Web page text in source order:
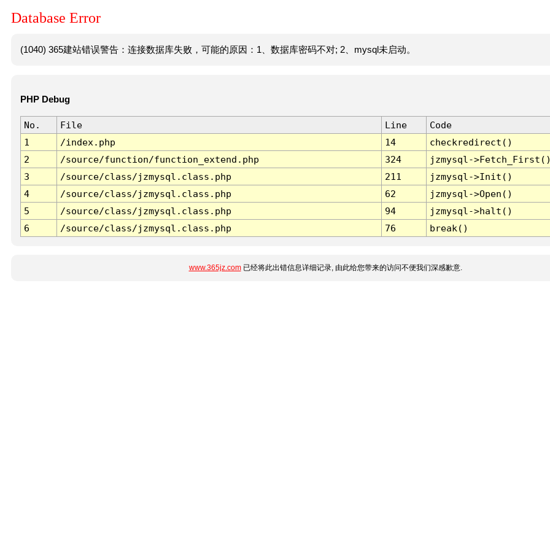
Database Error
(1040) 365建站错误警告：连接数据库失败，可能的原因：1、数据库密码不对; 2、mysql未启动。
PHP Debug
No. File Line
Code
1
/index.php 14
checkredirect()
2
/source/function/function_extend.php 324
jzmysql-
3
/source/class/jzmysql.class.php 211
jzmysql->Init()
4
/source/class/jzmysql.class.php 62
jzmysql->Open()
5
/source/class/jzmysql.class.php 94
jzmysql->halt()
6
/source/class/jzmysql.class.php 76 break()
www.365jz.com已经将此出错信息详细记录, 由此给您带来的访问不便我们深感歉意.